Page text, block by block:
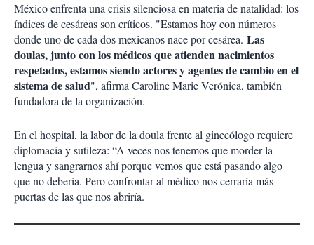
México enfrenta una crisis silenciosa en materia de natalidad: los
índices de cesáreas son críticos. "Estamos hoy con números
donde uno de cada dos mexicanos nace por cesárea. Las
doulas, junto con los médicos que atienden nacimientos
respetados, estamos siendo actores y agentes de cambio en el
sistema de salud", afirma Caroline Marie Verónica, también
fundadora de la organización.
En el hospital, la labor de la doula frente al ginecólogo requiere
diplomacia y sutileza: “A veces nos tenemos que morder la
lengua y sangrarnos ahí porque vemos que está pasando algo
que no debería. Pero confrontar al médico nos cerraría más
puertas de las que nos abriría.